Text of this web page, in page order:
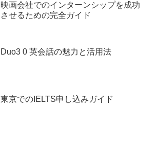
映画会社でのインターンシップを成功
させるための完全ガイド
Duo3 0 英会話の魅力と活用法
東京でのIELTS申し込みガイド